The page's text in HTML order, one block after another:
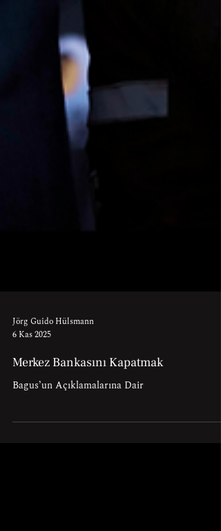
Jörg Guido Hülsmann
6 Kas 2025
Merkez Bankasını Kapatmak
Bagus’un Açıklamalarına Dair